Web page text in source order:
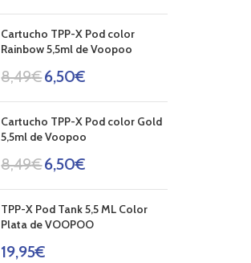
Cartucho TPP-X Pod color
Rainbow 5,5ml de Voopoo
8,49€6,50€
Cartucho TPP-X Pod color Gold
5,5ml de Voopoo
8,49€6,50€
TPP-X Pod Tank 5,5 ML Color
Plata de VOOPOO
19,95€